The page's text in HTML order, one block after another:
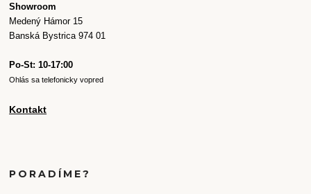
Showroom
Medený Hámor 15
Banská Bystrica 974 01
Po-St: 10-17:00
Ohlás sa telefonicky vopred
Kontakt
PORADÍME?